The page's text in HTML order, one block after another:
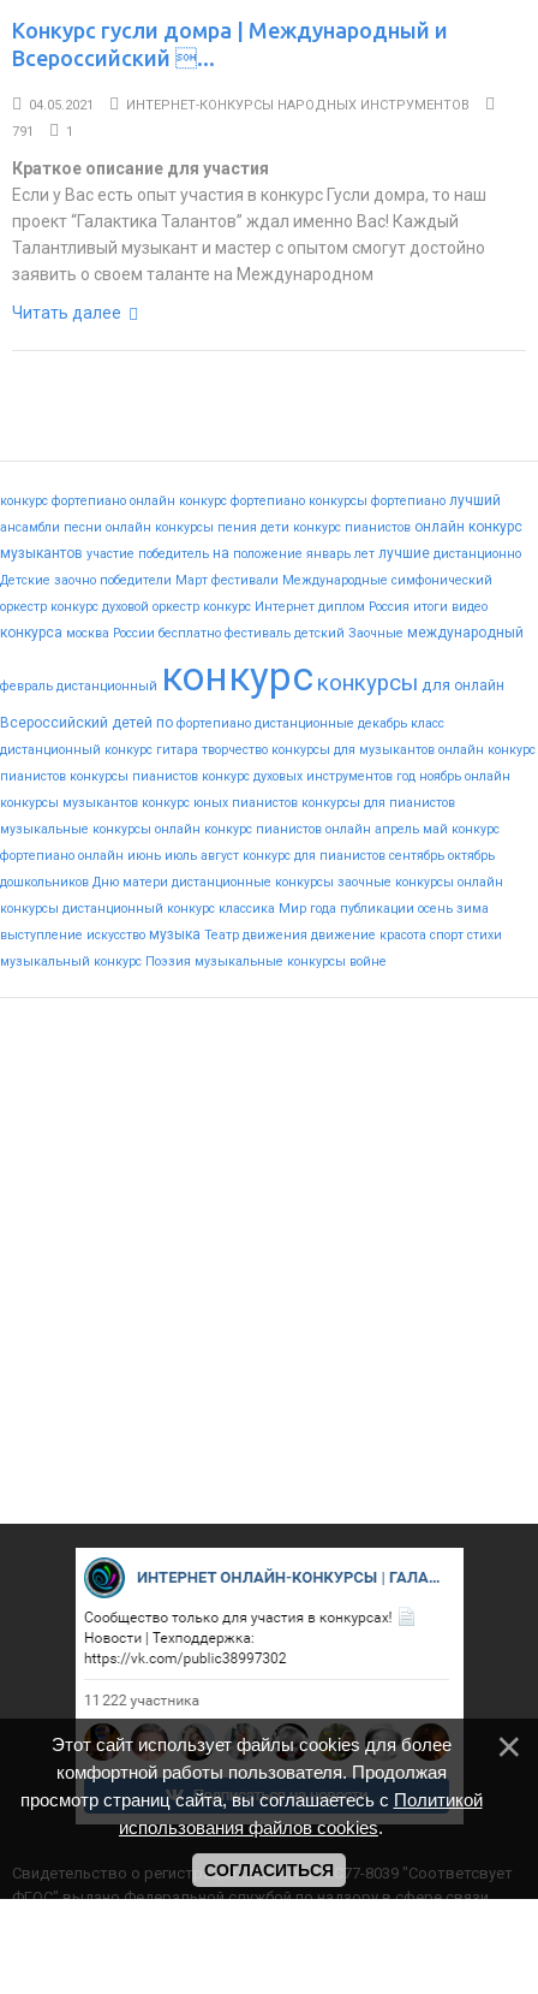
Конкурс гусли домра | Международный и
Всероссийский ...
04.05.2021
ИНТЕРНЕТ-КОНКУРСЫ НАРОДНЫХ ИНСТРУМЕНТОВ
791
1
Краткое описание для участия
Если у Вас есть опыт участия в конкурс Гусли домра, то наш
проект “Галактика Талантов” ждал именно Вас! Каждый
Талантливый музыкант и мастер с опытом смогут достойно
заявить о своем таланте на Международном
Читать далее
конкурс фортепиано онлайн конкурс фортепиано конкурсы фортепиано лучший
ансамбли песни онлайн конкурсы пения дети конкурс пианистов онлайн конкурс
музыкантов участие победитель на положение январь лет лучшие дистанционно
Детские заочно победители Март фестивали Международные симфонический
оркестр конкурс духовой оркестр конкурс Интернет диплом Россия итоги видео
конкурса москва России бесплатно фестиваль детский Заочные международный
февраль дистанционный конкурс конкурсы для онлайн
Всероссийский детей по фортепиано дистанционные декабрь класс
дистанционный конкурс гитара творчество конкурсы для музыкантов онлайн конкурс
пианистов конкурсы пианистов конкурс духовых инструментов год ноябрь онлайн
конкурсы музыкантов конкурс юных пианистов конкурсы для пианистов
музыкальные конкурсы онлайн конкурс пианистов онлайн апрель май конкурс
фортепиано онлайн июнь июль август конкурс для пианистов сентябрь октябрь
дошкольников Дню матери дистанционные конкурсы заочные конкурсы онлайн
конкурсы дистанционный конкурс классика Мир года публикации осень зима
выступление искусство музыка Театр движения движение красота спорт стихи
музыкальный конкурс Поэзия музыкальные конкурсы войне
Cвидетельство о регистрации СМИ ИА № ФС77-8039 "Соответсвует
ФГОС" выдано Федеральной службой по надзору в сфере связи,
Этот сайт использует файлы cookies для более
комфортной работы пользователя. Продолжая
просмотр страниц сайта, вы соглашаетесь с Политикой
использования файлов cookies.
СОГЛАСИТЬСЯ